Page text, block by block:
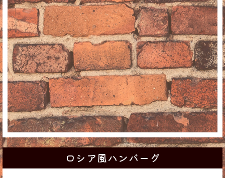
ロシア風ハンバーグ